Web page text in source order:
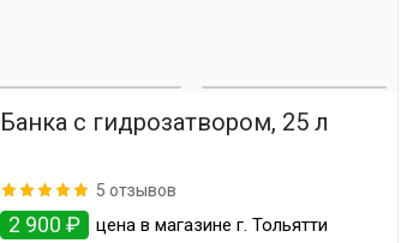
Банка с гидрозатвором, 25 л
5 отзывов
2 900 ₽ цена в магазине г. Тольятти